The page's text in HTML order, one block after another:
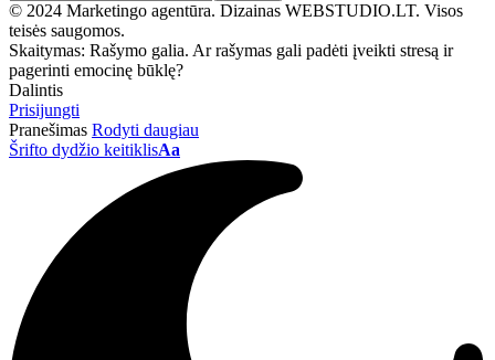
© 2024 Marketingo agentūra. Dizainas WEBSTUDIO.LT. Visos
teisės saugomos.
Skaitymas: Rašymo galia. Ar rašymas gali padėti įveikti stresą ir
pagerinti emocinę būklę?
Dalintis
Prisijungti
Pranešimas Rodyti daugiau
Šrifto dydžio keitiklisAa